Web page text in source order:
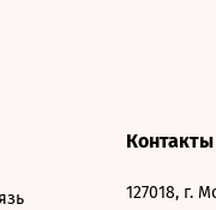
Контакты
127018, г.